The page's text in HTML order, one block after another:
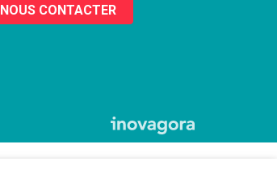
NOUS CONTACTER